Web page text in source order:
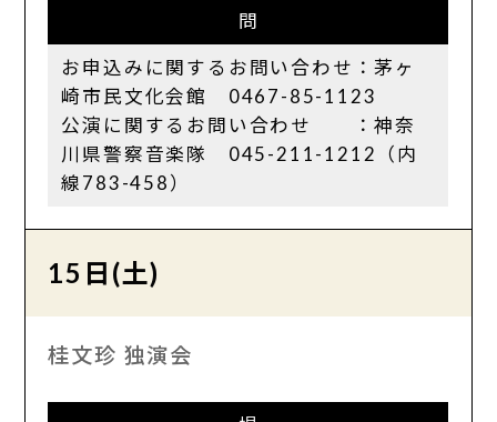
問
お申込みに関するお問い合わせ：茅ヶ
崎市民文化会館 0467-85-1123
公演に関するお問い合わせ ：神奈
川県警察音楽隊 045-211-1212（内
線783-458）
15日(土)
桂文珍 独演会